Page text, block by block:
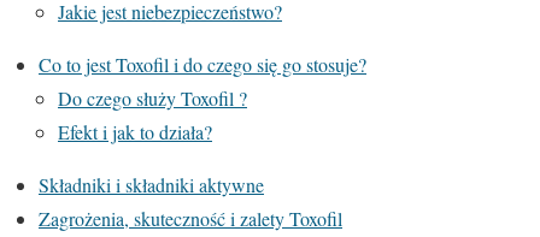
Jakie jest niebezpieczeństwo?
Co to jest Toxofil i do czego się go stosuje?
Do czego służy Toxofil ?
Efekt i jak to działa?
Składniki i składniki aktywne
Zagrożenia, skuteczność i zalety Toxofil